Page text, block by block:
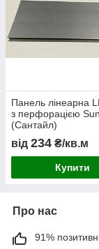
Панель лінеарна
з перфорацією
(Сантайл)
від 234 ₴/кв.м
Купити
Про нас
91%